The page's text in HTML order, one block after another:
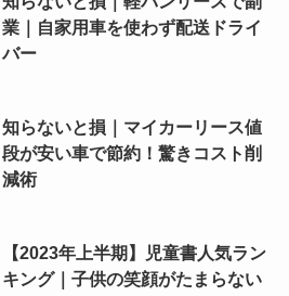
業｜自家用車を使わず配送ドライ
バー
知らないと損｜マイカーリース値
段が安い車で節約！驚きコスト削
減術
【2023年上半期】児童書人気ラン
キング｜子供の笑顔がたまらない